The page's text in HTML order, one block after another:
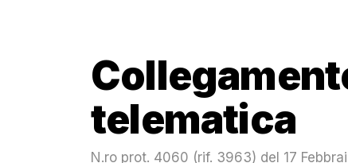
telematica
N.ro prot. 4060 (rif. 3963) del 17